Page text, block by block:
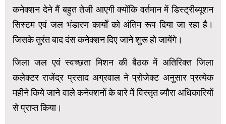
कनेक्शन देने मैं बहुत तेजी आएगी क्योंकि वर्तमान में डिस्ट्रीब्यूशन
सिस्टम एवं जल भंडारण कार्यों को अंतिम रूप दिया जा रहा है।
जिसके तुरंत बाद दंस कनेक्शन दिए जाने शुरू हो जायेंगे।
जिला जल एवं स्वच्छता मिशन की बैठक में अतिरिक्त जिला
कलेक्टर राजेंद्र प्रसाद अग्रवाल ने प्रोजेक्ट अनुसार प्रत्येक
महीने किये जाने वाले कनेक्शनों के बारे में विस्तृत ब्यौरा अधिकारियों
से प्राप्त किया।